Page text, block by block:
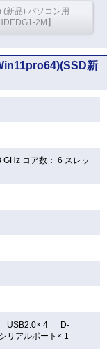
(新品) パソコン用
2M】
新
GHz コア数： 6 スレッ
USB2.0× 4 D-
アルポート× 1